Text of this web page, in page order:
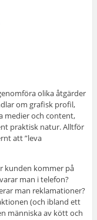
olika åtgärder
om grafisk profil,
medier och content,
praktisk natur. Alltför
att ”leva
kunden kommer på
man i telefon?
man reklamationer?
(och ibland ett
människa av kött och